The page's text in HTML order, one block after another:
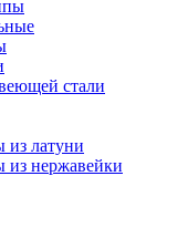
стали
из латуни
из нержавейки